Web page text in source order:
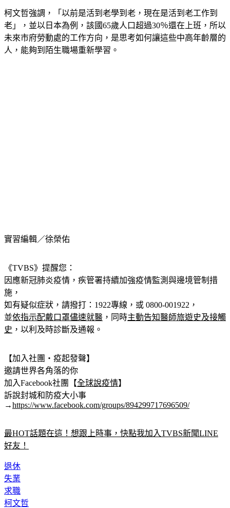
老」，並以日本為例，該國65歲人口超過30％還在上班，所以
未來市府勞動處的工作方向，是思考如何讓這些中高年齡層的
人，能夠到陌生職場重新學習。
因應新冠肺炎疫情，疾管署持續加強疫情監測與邊境管制措
施，
如有疑似症狀，請撥打：1922專線，或 0800-001922，
並依指示配戴口罩儘速就醫，同時 主動告知醫師旅遊史及接觸
史，以利及時診斷及通報。
邀請世界各角落的你
加入Facebook社團【全球說疫情
訴說封城和防疫大小事
→https://www.facebook.com/groups/894299717696509/
好友！
失業
求職
柯文哲
老化